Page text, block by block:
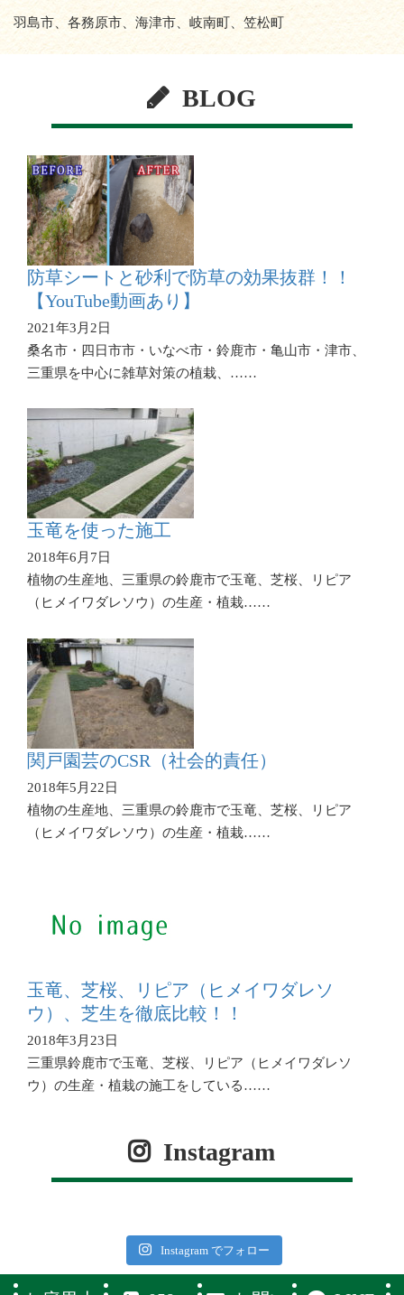
羽島市、各務原市、海津市、岐南町、笠松町
BLOG
防草シートと砂利で防草の効果抜群！！
【YouTube動画あり】
2021年3月2日
桑名市・四日市市・いなべ市・鈴鹿市・亀山市・津市、
三重県を中心に雑草対策の植栽、……
玉竜を使った施工
2018年6月7日
植物の生産地、三重県の鈴鹿市で玉竜、芝桜、リピア
（ヒメイワダレソウ）の生産・植栽……
関戸園芸のCSR（社会的責任）
2018年5月22日
植物の生産地、三重県の鈴鹿市で玉竜、芝桜、リピア
（ヒメイワダレソウ）の生産・植栽……
玉竜、芝桜、リピア（ヒメイワダレソ
ウ）、芝生を徹底比較！！
2018年3月23日
三重県鈴鹿市で玉竜、芝桜、リピア（ヒメイワダレソ
ウ）の生産・植栽の施工をしている……
Instagram
Instagram でフォロー